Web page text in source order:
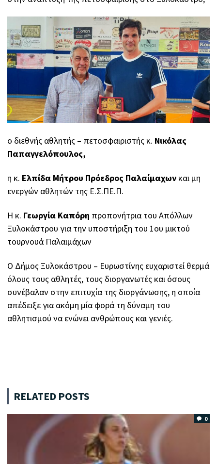
ο διεθνής αθλητής – πετοσφαιριστής κ. Νικόλας
Παπαγγελόπουλος,
η κ. Ελπίδα Μήτρου Πρόεδρος Παλαίμαχων και μη
ενεργών αθλητών της Ε.Σ.ΠΕ.Π.
Η κ. Γεωργία Καπόρη προπονήτρια του Απόλλων
Ξυλοκάστρου για την υποστήριξη του 1ου μικτού
τουρνουά Παλαιμάχων
Ο Δήμος Ξυλοκάστρου – Ευρωστίνης ευχαριστεί θερμά
όλους τους αθλητές, τους διοργανωτές και όσους
συνέβαλαν στην επιτυχία της διοργάνωσης, η οποία
απέδειξε για ακόμη μία φορά τη δύναμη του
αθλητισμού να ενώνει ανθρώπους και γενιές.
RELATED POSTS
0